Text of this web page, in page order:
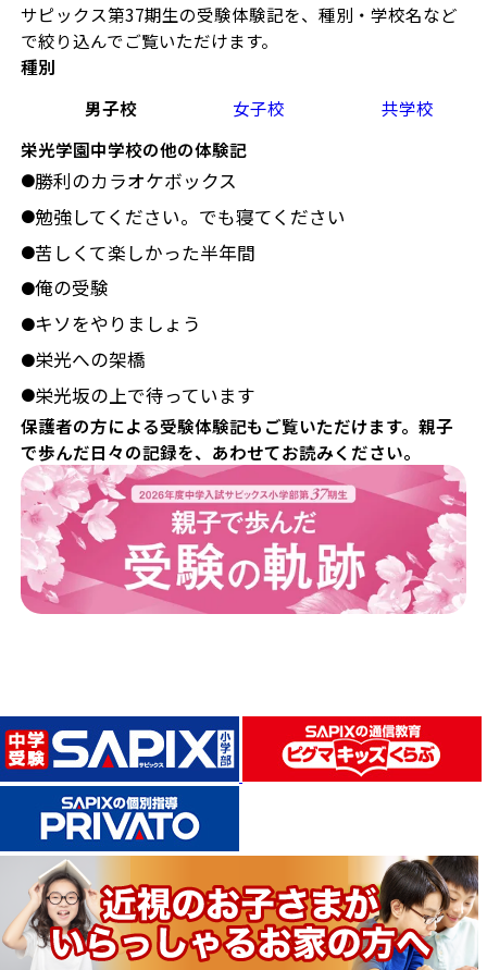
サピックス第37期生の受験体験記を、種別・学校名など
で絞り込んでご覧いただけます。
種別
男子校
女子校
共学校
栄光学園中学校の他の体験記
●勝利のカラオケボックス
●勉強してください。でも寝てください
●苦しくて楽しかった半年間
●俺の受験
●キソをやりましょう
●栄光への架橋
●栄光坂の上で待っています
保護者の方による受験体験記もご覧いただけます。親子
で歩んだ日々の記録を、あわせてお読みください。